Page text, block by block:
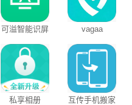
可溢智能识屏 vagaa
私享相册 互传手机搬家